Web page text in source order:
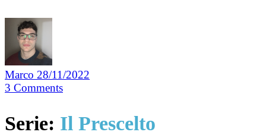
Marco 28/11/2022
3 Comments
Serie: Il Prescelto